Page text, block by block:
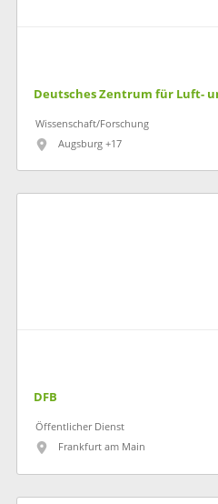
Wissenschaft/Forschung
Augsburg +17
DFB
Öffentlicher Dienst
Frankfurt am Main